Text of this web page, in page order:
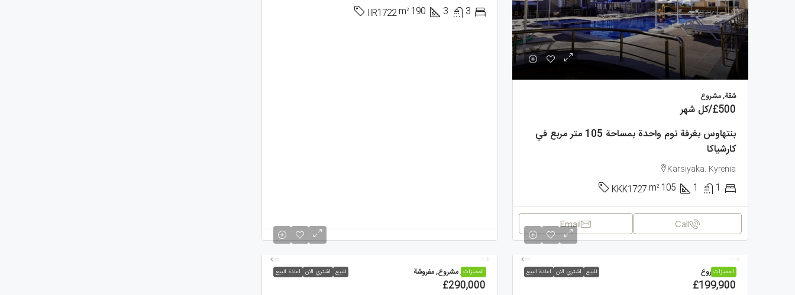
شقة, مشروع
£500/كل شهر
بنتهاوس بغرفة نوم واحدة بمساحة 105 متر مربع في
كارشياكا
Karsiyaka. Kyrenia
1
1
105
m²
KKK1727
Call
Email
3
3
190
m²
IIR1722
الممیزات للبيع اشتري الان اعادة البيع شقة, مشروع
£199,900
الممیزات للبيع اشتري الان اعادة البيع بنتهاوس, مشروع, مفروشة
£290,000